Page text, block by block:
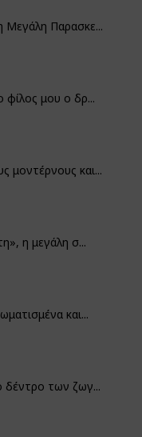
Μεγάλη Παρασκε...
φίλος μου ο δρ...
μοντέρνους και...
η μεγάλη σ...
και...
δέντρο των ζωγ...